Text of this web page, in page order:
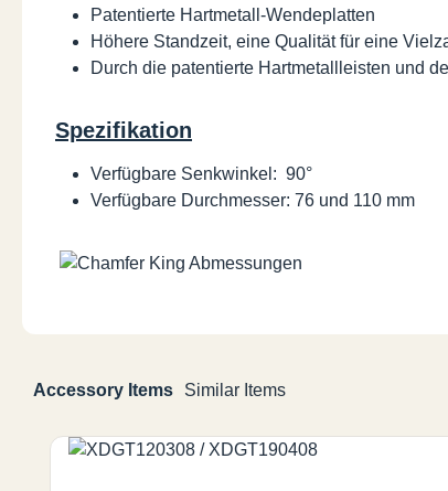
Patentierte Hartmetall-Wendeplatten
Höhere Standzeit, eine Qualität für eine
Durch die patentierte Hartmetallleisten und
Spezifikation
Verfügbare Senkwinkel: 90°
Verfügbare Durchmesser: 76 und 110 mm
Accessory Items
Similar Items